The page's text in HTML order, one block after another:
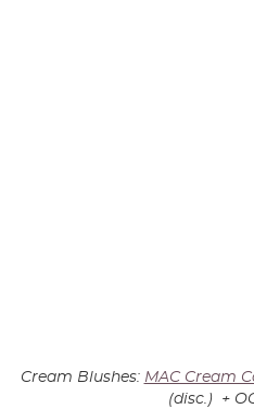
Cream Blushes: MAC Cream
(disc.) +